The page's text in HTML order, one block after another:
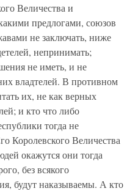
Величества и
предлогами, союзов
не заключать, ниже
непринимать;
не иметь, и не
владтелей. В противном
их, не как верных
и кто что либо
тогда не
Королевского Величества
окажутся они тогда
без всякого
будут наказываемы. А кто